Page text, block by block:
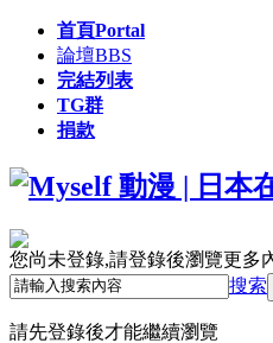
首頁Portal
論壇BBS
完結列表
TG群
捐款
您尚未登錄,請登錄後瀏覽更多
搜索
請先登錄後才能繼續瀏覽